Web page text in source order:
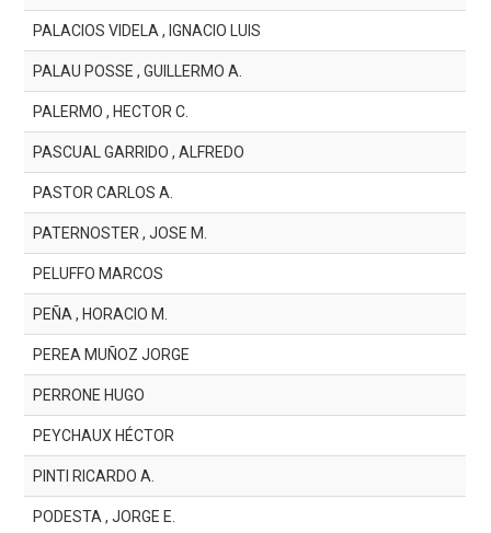
PALACIOS VIDELA , IGNACIO LUIS
PALAU POSSE , GUILLERMO A.
PALERMO , HECTOR C.
PASCUAL GARRIDO , ALFREDO
PASTOR CARLOS A.
PATERNOSTER , JOSE M.
PELUFFO MARCOS
PEÑA , HORACIO M.
PEREA MUÑOZ JORGE
PERRONE HUGO
PEYCHAUX HÉCTOR
PINTI RICARDO A.
PODESTA , JORGE E.